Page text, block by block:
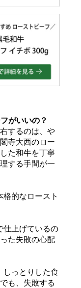
がいいの？
するのは、や
寺大西のロー
た和牛を丁寧
する手間が一
格的なロースト
仕上げているの
た失敗の心配
しっとりした食
も、失敗する